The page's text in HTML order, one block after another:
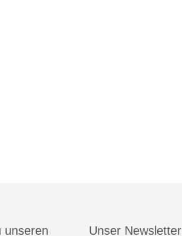
unseren
Unser Newsletter